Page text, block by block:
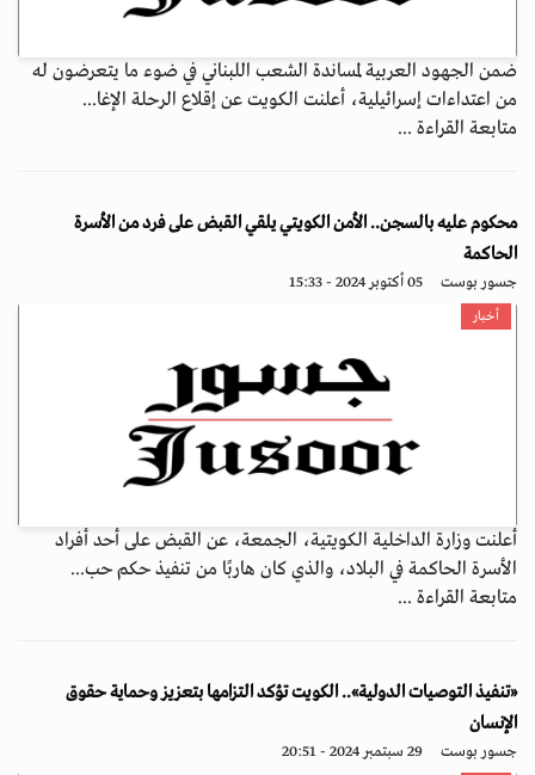
ضمن الجهود العربية لمساندة الشعب اللبناني في ضوء ما يتعرضون له
من اعتداءات إسرائيلية، أعلنت الكويت عن إقلاع الرحلة الإغا...
متابعة القراءة ...
محكوم عليه بالسجن.. الأمن الكويتي يلقي القبض على فرد من الأسرة
الحاكمة
جسور بوست 05 أكتوبر 2024 - 15:33
أخبار
أعلنت وزارة الداخلية الكويتية، الجمعة، عن القبض على أحد أفراد
الأسرة الحاكمة في البلاد، والذي كان هاربًا من تنفيذ حكم حب...
متابعة القراءة ...
«تنفيذ التوصيات الدولية».. الكويت تؤكد التزامها بتعزيز وحماية حقوق
الإنسان
جسور بوست 29 سبتمبر 2024 - 20:51